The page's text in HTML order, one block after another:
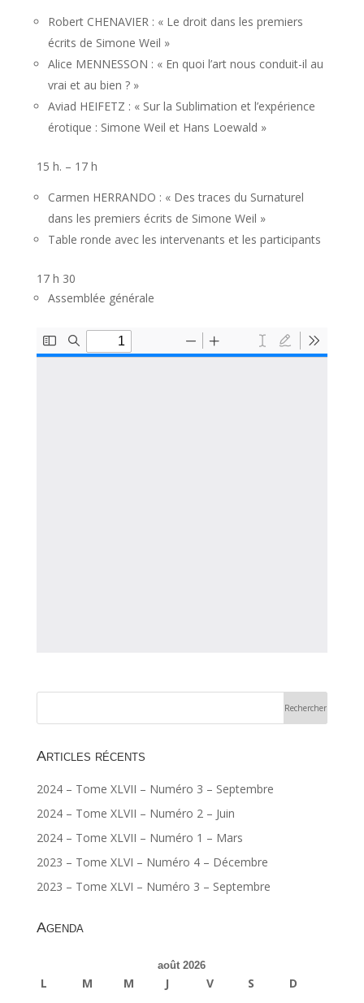
Robert CHENAVIER : « Le droit dans les premiers
écrits de Simone Weil »
Alice MENNESSON : « En quoi l’art nous conduit-il au
vrai et au bien ? »
Aviad HEIFETZ : « Sur la Sublimation et l’expérience
érotique : Simone Weil et Hans Loewald »
15 h. – 17 h
Carmen HERRANDO : « Des traces du Surnaturel
dans les premiers écrits de Simone Weil »
Table ronde avec les intervenants et les participants
17 h 30
Assemblée générale
Articles récents
2024 – Tome XLVII – Numéro 3 – Septembre
2024 – Tome XLVII – Numéro 2 – Juin
2024 – Tome XLVII – Numéro 1 – Mars
2023 – Tome XLVI – Numéro 4 – Décembre
2023 – Tome XLVI – Numéro 3 – Septembre
Agenda
août 2026
L M M J V S
D